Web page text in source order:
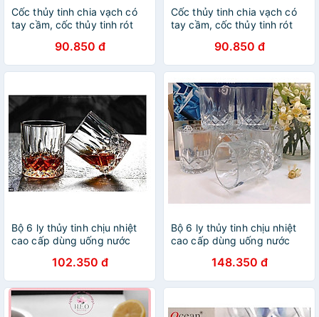
Cốc thủy tinh chia vạch có
tay cầm, cốc thủy tinh rót
90.850 đ
Cốc thủy tinh chia vạch có
tay cầm, cốc thủy tinh rót
90.850 đ
Bộ 6 ly thủy tinh chịu nhiệt
cao cấp dùng uống nước
102.350 đ
Bộ 6 ly thủy tinh chịu nhiệt
cao cấp dùng uống nước
148.350 đ